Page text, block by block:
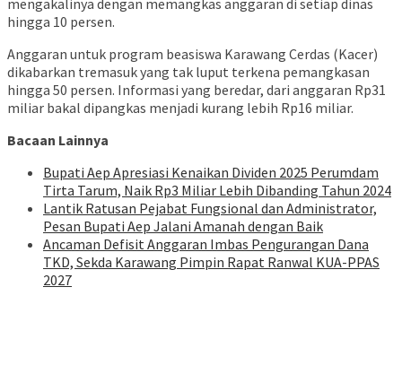
mengakalinya dengan memangkas anggaran di setiap dinas
hingga 10 persen.
Anggaran untuk program beasiswa Karawang Cerdas (Kacer)
dikabarkan tremasuk yang tak luput terkena pemangkasan
hingga 50 persen. Informasi yang beredar, dari anggaran Rp31
miliar bakal dipangkas menjadi kurang lebih Rp16 miliar.
Bacaan Lainnya
Bupati Aep Apresiasi Kenaikan Dividen 2025 Perumdam
Tirta Tarum, Naik Rp3 Miliar Lebih Dibanding Tahun 2024
Lantik Ratusan Pejabat Fungsional dan Administrator,
Pesan Bupati Aep Jalani Amanah dengan Baik
Ancaman Defisit Anggaran Imbas Pengurangan Dana
TKD, Sekda Karawang Pimpin Rapat Ranwal KUA-PPAS
2027